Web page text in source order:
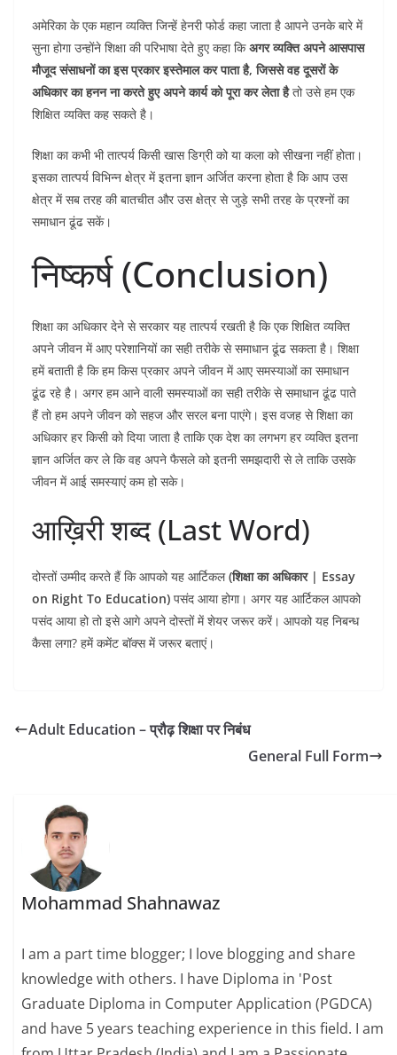
अमेरिका के एक महान व्यक्ति जिन्हें हेनरी फोर्ड कहा जाता है आपने उनके बारे में
सुना होगा उन्होंने शिक्षा की परिभाषा देते हुए कहा किअगर व्यक्ति अपने आसपास
मौजूद संसाधनों का इस प्रकार इस्तेमाल कर पाता है,जिससे वह दूसरों के
अधिकार का हनन ना करते हुए अपने कार्य को पूरा कर लेता हैतो उसे हम एक
शिक्षित व्यक्ति कह सकते है।
शिक्षा का कभी भी तात्पर्य किसी खास डिग्री को या कला को सीखना नहीं होता।
इसका तात्पर्य विभिन्न क्षेत्र में इतना ज्ञान अर्जित करना होता है कि आप उस
क्षेत्र में सब तरह की बातचीत और उस क्षेत्र से जुड़े सभी तरह के प्रश्नों का
समाधान ढूंढ सकें।
निष्कर्ष (Conclusion)
शिक्षा का अधिकार देने से सरकार यह तात्पर्य रखती है कि एक शिक्षित व्यक्ति
अपने जीवन में आए परेशानियों का सही तरीके से समाधान ढूंढ सकता है। शिक्षा
हमें बताती है कि हम किस प्रकार अपने जीवन में आए समस्याओं का समाधान
ढूंढ रहे है। अगर हम आने वाली समस्याओं का सही तरीके से समाधान ढूंढ पाते
हैं तो हम अपने जीवन को सहज और सरल बना पाएंगे। इस वजह से शिक्षा का
अधिकार हर किसी को दिया जाता है ताकि एक देश का लगभग हर व्यक्ति इतना
ज्ञान अर्जित कर ले कि वह अपने फैसले को इतनी समझदारी से ले ताकि उसके
जीवन में आई समस्याएं कम हो सके।
आख़िरी शब्द (Last Word)
दोस्तों उम्मीद करते हैं कि आपको यह आर्टिकल(शिक्षा का अधिकार | Essay
on Right To Education) पसंद आया होगा। अगर यह आर्टिकल आपको
पसंद आया हो तो इसे आगे अपने दोस्तों में शेयर जरूर करें। आपको यह निबन्ध
कैसा लगा? हमें कमेंट बॉक्स में जरूर बताएं।
Adult Education – प्रौढ़ शिक्षा पर निबंध
General Full Form
Mohammad Shahnawaz
I am a part time blogger; I love blogging and share
knowledge with others. I have Diploma in 'Post
Graduate Diploma in Computer Application (PGDCA)
and have 5 years teaching experience in this field. I am